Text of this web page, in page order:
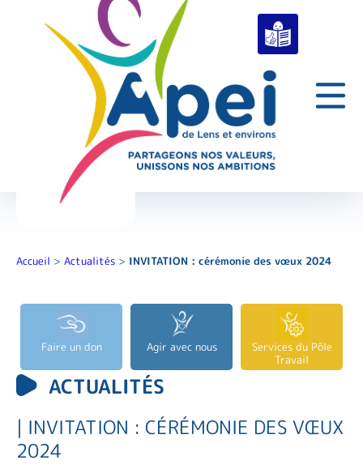
Accueil > Actualités > INVITATION : cérémonie des vœux 2024
Faire un don Agir avec nous
Services du Pôle
Travail
ACTUALITÉS
| INVITATION : CÉRÉMONIE DES VŒUX
2024